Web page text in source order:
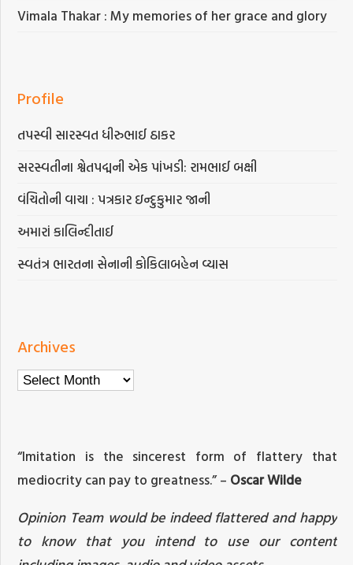
Vimala Thakar : My memories of her grace and glory
Profile
તપસ્વી સારસ્વત ધીરુભાઈ ઠાકર
સરસ્વતીના શ્વેતપદ્મની એક પાંખડી: રામભાઈ બક્ષી
વંચિતોની વાચા : પત્રકાર ઇન્દુકુમાર જાની
અમારાં કાલિન્દીતાઈ
સ્વતંત્ર ભારતના સેનાની કોકિલાબહેન વ્યાસ
Archives
Archives
“Imitation is the sincerest form of flattery that
mediocrity can pay to greatness.” – Oscar Wilde
Opinion Team would be indeed flattered and happy
to know that you intend to use our content